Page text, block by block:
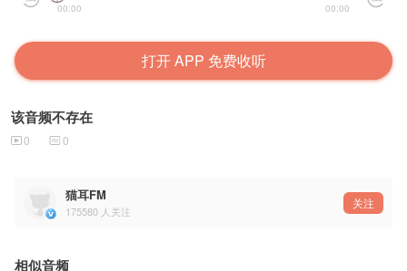
00:00 00:00
打开 APP 免费收听
该音频不存在
0 0
猫耳FM
175580 人关注
关注
相似音频